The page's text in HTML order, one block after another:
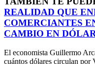
REALIDAD QUE
COMERCIANTES
CAMBIO EN
El economista Guillermo
cuántos dólares circulan por